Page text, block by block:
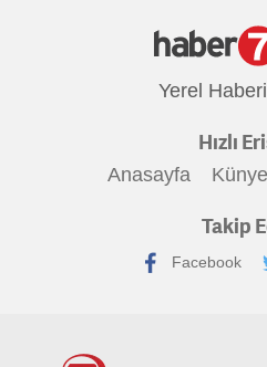
Yerel
Hızlı
Anasayfa Künye
Takip
Facebook